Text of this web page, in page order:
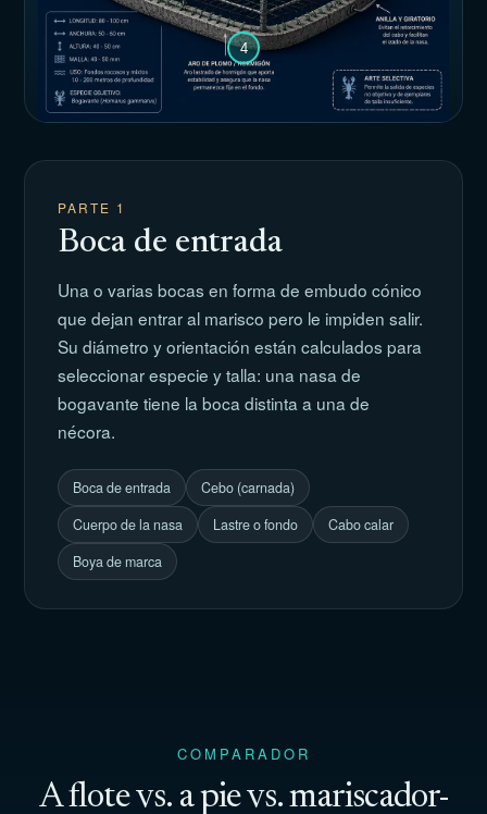
4
PARTE 1
Boca de entrada
Una o varias bocas en forma de embudo cónico
que dejan entrar al marisco pero le impiden salir.
Su diámetro y orientación están calculados para
seleccionar especie y talla: una nasa de
bogavante tiene la boca distinta a una de
nécora.
Boca de entrada
Cebo (carnada)
Cuerpo de la nasa
Lastre o fondo
Cabo calar
Boya de marca
COMPARADOR
A flote vs. a pie vs. mariscador-